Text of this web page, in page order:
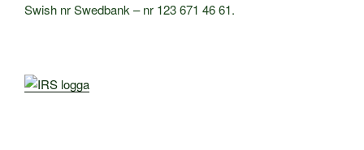
Swish nr Swedbank – nr 123 671 46 61.